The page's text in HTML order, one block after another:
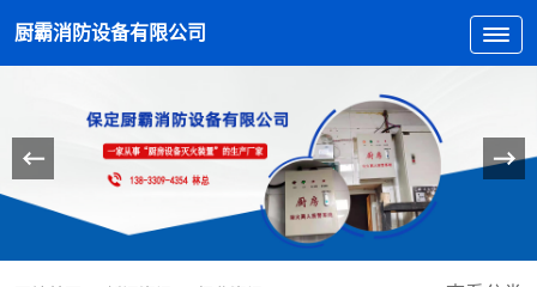
厨霸消防设备有限公司